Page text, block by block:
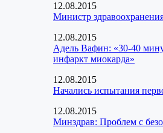
12.08.2015
Министр
12.08.2015
Адель Вафин: «30-40
инфаркт миокарда»
12.08.2015
Начались испытания
12.08.2015
Минздрав: Проблем с